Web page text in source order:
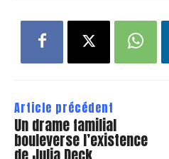
Article précédent
Un drame familial
bouleverse l’existence